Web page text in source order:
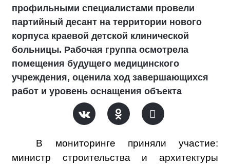
профильными специалистами провели
партийный десант на территории нового
корпуса краевой детской клинической
больницы. Рабочая группа осмотрела
помещения будущего медицинского
учреждения, оценила ход завершающихся
работ и уровень оснащения объекта
В мониторинге приняли участие:
министр строительства и архитектуры